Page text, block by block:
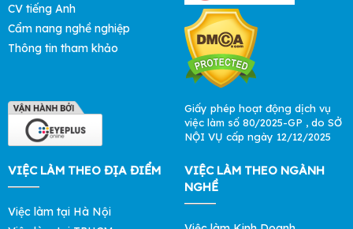
CV tiếng Anh
Cẩm nang nghề nghiệp
Thông tin tham khảo
Giấy phép hoạt động dịch vụ
việc làm số 80/2025-GP , do SỞ
NỘI VỤ cấp ngày 12/12/2025
VIỆC LÀM THEO ĐỊA ĐIỂM
Việc làm tại Hà Nội
VIỆC LÀM THEO NGÀNH
NGHỀ